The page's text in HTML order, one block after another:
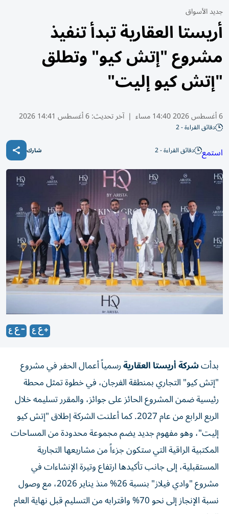
جديد الأسواق
أريستا العقارية تبدأ تنفيذ
مشروع "إتش كيو" وتطلق
"إتش كيو إليت"
6 أغسطس 2026 14:40 مساء | آخر تحديث:6 أغسطس 14:41 2026
دقائق القراءة - 2
استمع دقائق القراءة - 2 شارك
بدأتشركة أريستا العقاريةرسمياً أعمال الحفر في مشروع
"إتش كيو" التجاري بمنطقة الفرجان، في خطوة تمثل محطة
رئيسية ضمن المشروع الحائز على جوائز، والمقرر تسليمه خلال
الربع الرابع من عام 2027. كما أعلنت الشركة إطلاق "إتش كيو
إليت"، وهو مفهوم جديد يضم مجموعة محدودة من المساحات
المكتبية الراقية التي ستكون جزءاً من مشاريعها التجارية
المستقبلية، إلى جانب تأكيدها ارتفاع وتيرة الإنشاءات في
مشروع "وادي فيلاز" بنسبة 26% منذ يناير 2026، مع وصول
نسبة الإنجاز إلى نحو 70% واقترابه من التسليم قبل نهاية العام